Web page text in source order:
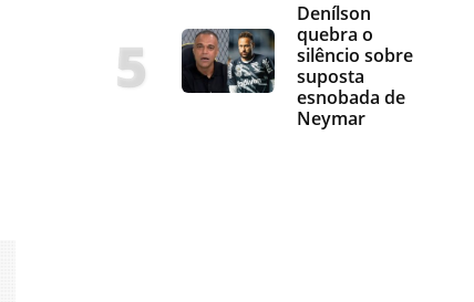
Denílson
quebra o
silêncio sobre
suposta
esnobada de
Neymar